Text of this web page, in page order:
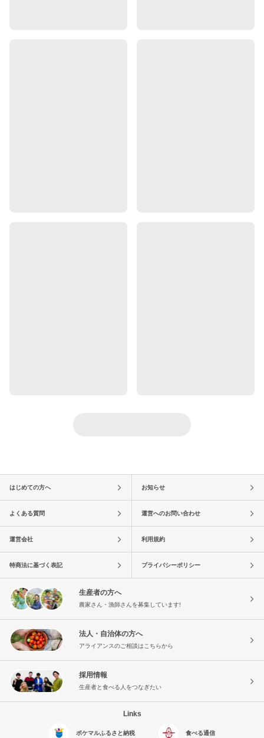
はじめての方へ お知らせ
よくある質問 運営へのお問い合わせ
運営会社 利用規約
特商法に基づく表記 プライバシーポリシー
生産者の方へ
農家さん・漁師さんを募集しています!
法人・自治体の方へ
アライアンスのご相談はこちらから
採用情報
生産者と食べる人をつなぎたい
Links
ポケマルふるさと納税 食べる通信